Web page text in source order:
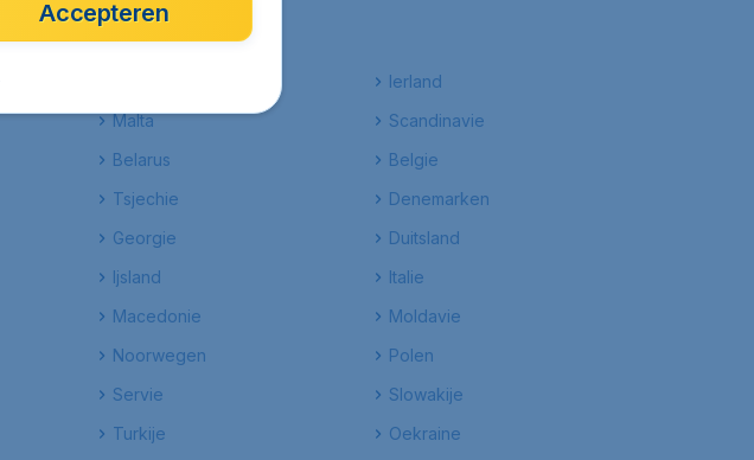
Ierland
Malta
Scandinavie
Belarus
Belgie
Tsjechie
Denemarken
Georgie
Duitsland
Ijsland
Italie
Macedonie
Moldavie
Noorwegen
Polen
Servie
Slowakije
Turkije
Oekraine
Accepteren